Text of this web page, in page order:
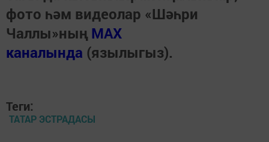
фото һәм видеолар «Шәһри
Чаллы»ның MAX
каналында (язылыгыз).
Теги:
ТАТАР ЭСТРАДАСЫ